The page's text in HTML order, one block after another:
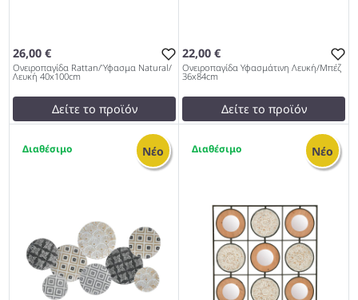
26,00 €
Ονειροπαγίδα Rattan/Ύφασμα Natural/
Λευκή 40x100cm
Δείτε το προϊόν
testFalse
Ονειροπαγίδα Rattan/
22,00 €
Ονειροπαγίδα Υφασμάτινη Λευκή/Μπέζ
36x84cm
Δείτε το προϊόν
testFalse
Ονειροπαγίδα Υφασμάτινη
Νέο Νέο